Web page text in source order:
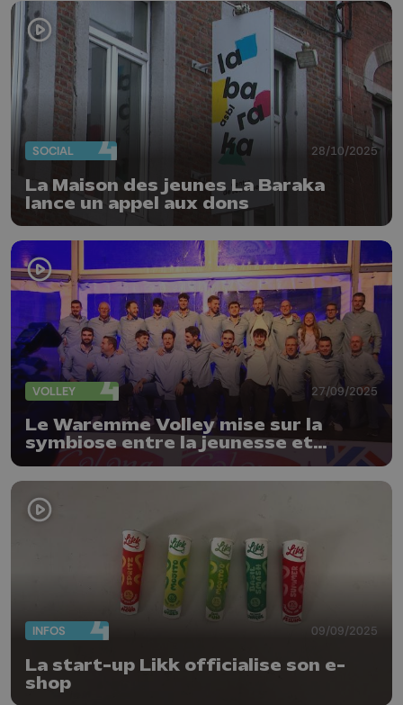
SOCIAL 28/10/2025
La Maison des jeunes La Baraka
lance un appel aux dons
VOLLEY 27/09/2025
Le Waremme Volley mise sur la
symbiose entre la jeunesse et
l'expérience
INFOS 09/09/2025
La start-up Likk officialise son e-
shop